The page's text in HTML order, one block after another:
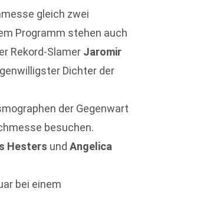
gleich zwei
Programm stehen auch
Rekord-Slamer Jaromir
Dichter der
der Gegenwart
besuchen.
Hesters undAngelica
bei einem